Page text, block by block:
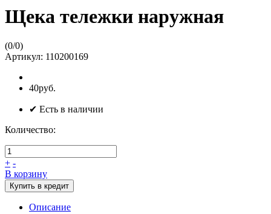
Щека тележки наружная
(0/0)
Артикул: 110200169
40руб.
✔ Есть в наличии
Количество:
+ -
В корзину
Купить в кредит
Описание